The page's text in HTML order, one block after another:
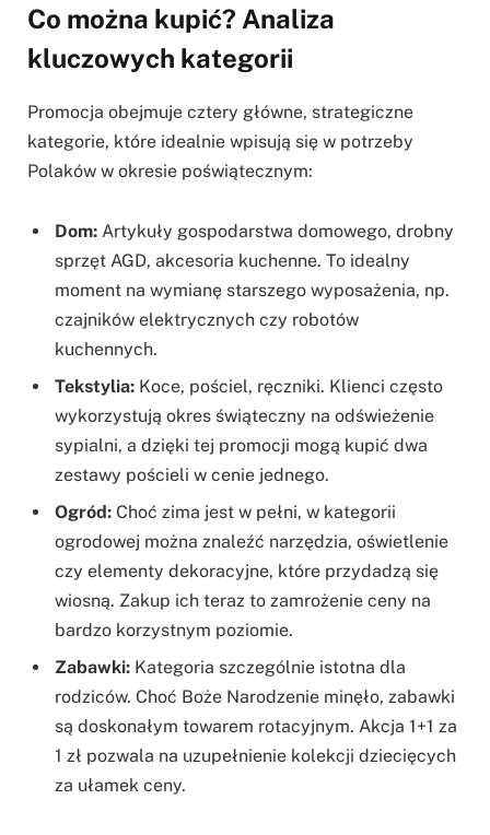
Co można kupić? Analiza
kluczowych kategorii
Promocja obejmuje cztery główne, strategiczne
kategorie, które idealnie wpisują się w potrzeby
Polaków w okresie poświątecznym:
Dom: Artykuły gospodarstwa domowego, drobny
sprzęt AGD, akcesoria kuchenne. To idealny
moment na wymianę starszego wyposażenia, np.
czajników elektrycznych czy robotów
kuchennych.
Tekstylia: Koce, pościel, ręczniki. Klienci często
wykorzystują okres świąteczny na odświeżenie
sypialni, a dzięki tej promocji mogą kupić dwa
zestawy pościeli w cenie jednego.
Ogród: Choć zima jest w pełni, w kategorii
ogrodowej można znaleźć narzędzia, oświetlenie
czy elementy dekoracyjne, które przydadzą się
wiosną. Zakup ich teraz to zamrożenie ceny na
bardzo korzystnym poziomie.
Zabawki: Kategoria szczególnie istotna dla
rodziców. Choć Boże Narodzenie minęło, zabawki
są doskonałym towarem rotacyjnym. Akcja 1+1 za
1 zł pozwala na uzupełnienie kolekcji dziecięcych
za ułamek ceny.